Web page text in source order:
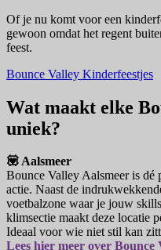
Of je nu komt voor een
gewoon omdat het regent
feest.
Bounce Valley Kinderfeestjes
Wat maakt elke
uniek?
💟 Aalsmeer
Bounce Valley Aalsmeer is
actie. Naast de
voetbalzone waar je jouw
klimsectie maakt deze locatie
Ideaal voor wie niet stil kan
Lees hier meer over Bounce